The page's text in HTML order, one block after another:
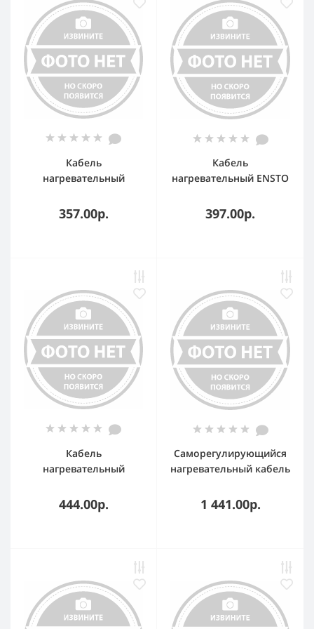
Кабель
нагревательный
17КСТМ2-Т
357.00р.
Кабель
нагревательный ENSTO
397.00р.
Кабель
нагревательный
33ТСК-РВ
444.00р.
Саморегулирующийся
нагревательный кабель
1 441.00р.